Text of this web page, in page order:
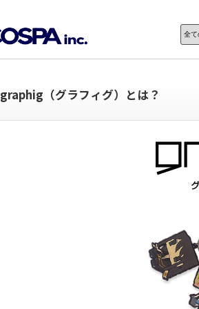
graphig（グラフィグ）とは？